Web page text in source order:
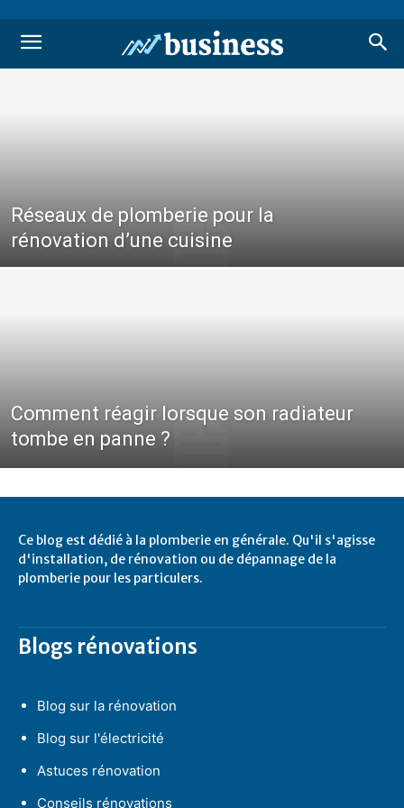
Réseaux de plomberie pour la
rénovation d’une cuisine
Comment réagir lorsque son radiateur
tombe en panne ?
Ce blog est dédié à la plomberie en générale. Qu'il s'agisse
d'installation, de rénovation ou de dépannage de la
plomberie pour les particulers.
Blogs rénovations
Blog sur la rénovation
Blog sur l'électricité
Astuces rénovation
Conseils rénovations